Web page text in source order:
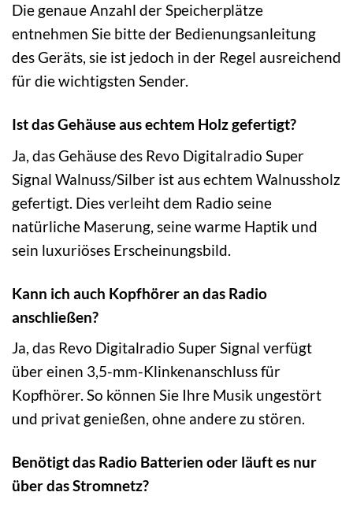
Die genaue Anzahl der Speicherplätze
entnehmen Sie bitte der Bedienungsanleitung
des Geräts, sie ist jedoch in der Regel ausreichend
für die wichtigsten Sender.
Ist das Gehäuse aus echtem Holz gefertigt?
Ja, das Gehäuse des Revo Digitalradio Super
Signal Walnuss/Silber ist aus echtem Walnussholz
gefertigt. Dies verleiht dem Radio seine
natürliche Maserung, seine warme Haptik und
sein luxuriöses Erscheinungsbild.
Kann ich auch Kopfhörer an das Radio
anschließen?
Ja, das Revo Digitalradio Super Signal verfügt
über einen 3,5-mm-Klinkenanschluss für
Kopfhörer. So können Sie Ihre Musik ungestört
und privat genießen, ohne andere zu stören.
Benötigt das Radio Batterien oder läuft es nur
über das Stromnetz?